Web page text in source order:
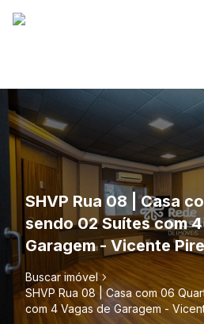
SHVP Rua 08 | Casa
sendo 02 Suítes com
Garagem - Vicente
Buscar imóvel
SHVP Rua 08 | Casa com 06
com 4 Vagas de Garagem -